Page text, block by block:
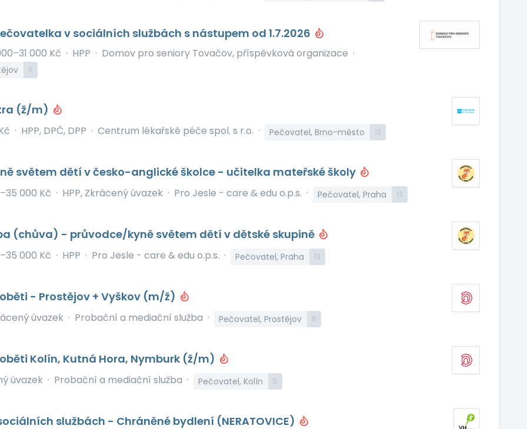
v sociálních službách s nástupem od 1.7.2026
000 Kč · HPP · Domov pro seniory Tovačov, příspěvková organizace ·
6
(ž/m)
· HPP, DPČ, DPP · Centrum lékařské péče spol. s r.o. · Pečovatel, Brno-město 12
světem dětí v česko-anglické školce - učitelka mateřské školy
000 Kč · HPP, Zkrácený úvazek · Pro Jesle - care & edu o.p.s. · Pečovatel, Praha 13
(chůva) - průvodce/kyně světem dětí v dětské skupině
000 Kč · HPP · Pro Jesle - care & edu o.p.s. · Pečovatel, Praha 13
- Prostějov + Vyškov (m/ž)
úvazek · Probační a mediační služba · Pečovatel, Prostějov 6
Kolín, Kutná Hora, Nymburk (ž/m)
úvazek · Probační a mediační služba · Pečovatel, Kolín 5
službách - Chráněné bydlení (NERATOVICE)